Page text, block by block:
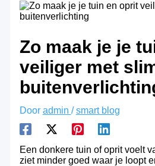
Zo maak je je
veiliger met
Door admin /smart blog
Een donkere tuin of oprit voelt
ziet minder goed waar je loopt